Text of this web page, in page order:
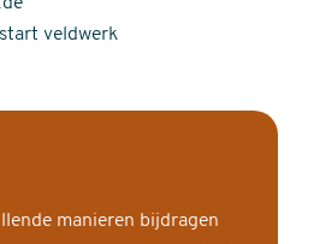
veldwerk
manieren bijdragen